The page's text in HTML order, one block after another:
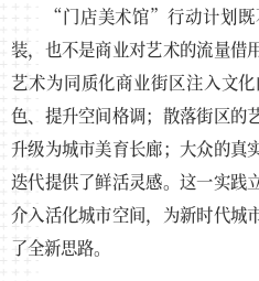
“门店美术馆”行动计划
装，也不是商业对艺术的流量借
艺术为同质化商业街区注入文
色、提升空间格调；散落街区的
升级为城市美育长廊；大众的真
迭代提供了鲜活灵感。这一实践
介入活化城市空间，为新时代城
了全新思路。